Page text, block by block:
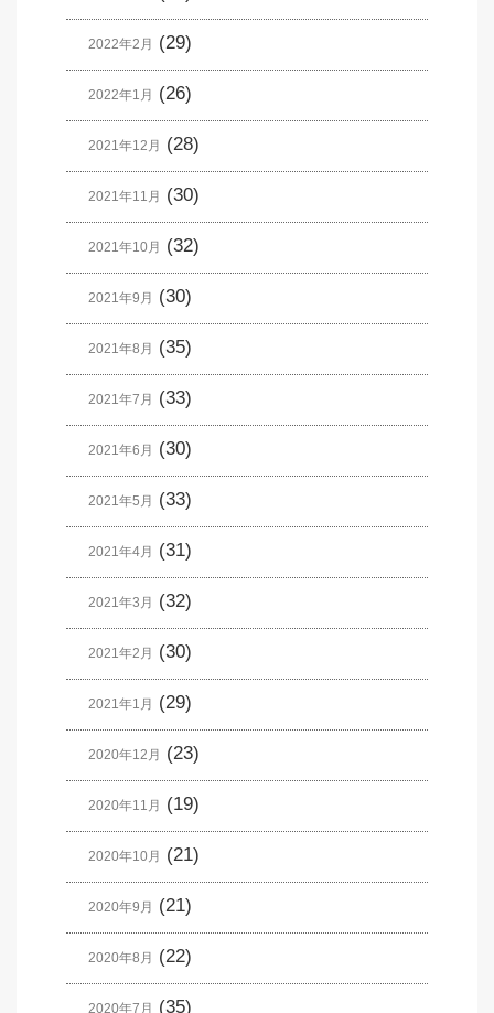
2022年2月 (29)
2022年1月 (26)
2021年12月 (28)
2021年11月 (30)
2021年10月 (32)
2021年9月 (30)
2021年8月 (35)
2021年7月 (33)
2021年6月 (30)
2021年5月 (33)
2021年4月 (31)
2021年3月 (32)
2021年2月 (30)
2021年1月 (29)
2020年12月 (23)
2020年11月 (19)
2020年10月 (21)
2020年9月 (21)
2020年8月 (22)
2020年7月 (35)